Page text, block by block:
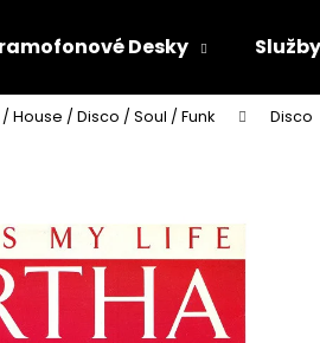
Desky Služby
House / Disco / Soul / Funk Disco
Co